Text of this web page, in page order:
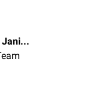
Dr. rer. nat. Janica Nolte